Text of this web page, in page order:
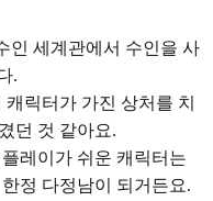
인 세계관에서 수인을 사
.
릭터가 가진 상처를 치
던 것 같아요.
레이가 쉬운 캐릭터는
정 다정남이 되거든요.